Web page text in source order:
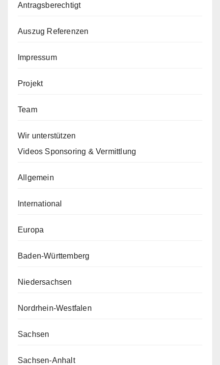
Antragsberechtigt
Auszug Referenzen
Impressum
Projekt
Team
Wir unterstützen
Videos Sponsoring & Vermittlung
Allgemein
International
Europa
Baden-Württemberg
Niedersachsen
Nordrhein-Westfalen
Sachsen
Sachsen-Anhalt